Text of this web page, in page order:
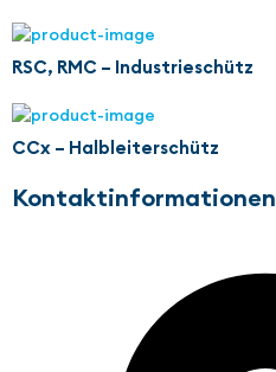
RSC, RMC – Industrieschütz
CCx – Halbleiterschütz
Kontaktinformationen